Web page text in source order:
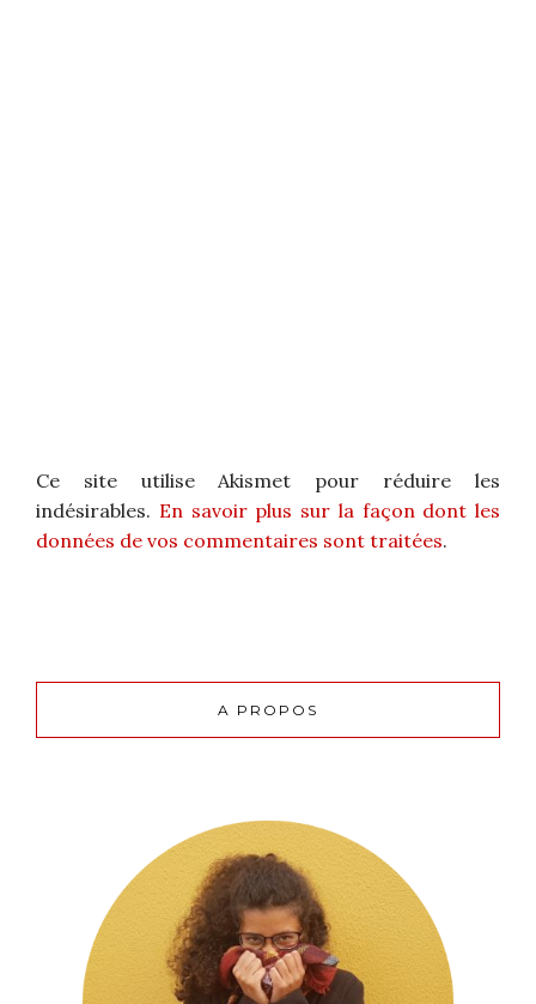
Ce site utilise Akismet pour réduire les
indésirables. En savoir plus sur la façon dont les
données de vos commentaires sont traitées.
A PROPOS